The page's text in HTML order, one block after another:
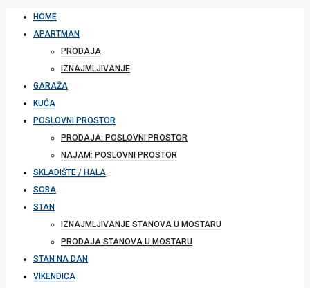
HOME
APARTMAN
PRODAJA
IZNAJMLJIVANJE
GARAŽA
KUĆA
POSLOVNI PROSTOR
PRODAJA: POSLOVNI PROSTOR
NAJAM: POSLOVNI PROSTOR
SKLADIŠTE / HALA
SOBA
STAN
IZNAJMLJIVANJE STANOVA U MOSTARU
PRODAJA STANOVA U MOSTARU
STAN NA DAN
VIKENDICA